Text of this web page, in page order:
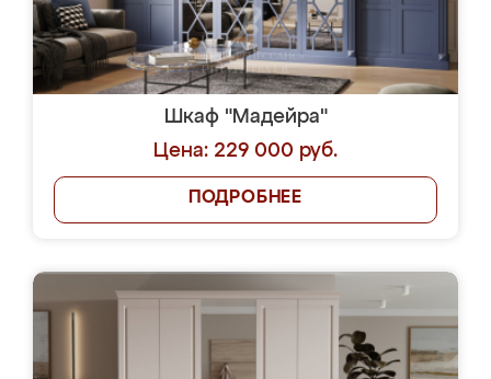
Шкаф "Мадейра"
Цена: 229 000 руб.
ПОДРОБНЕЕ